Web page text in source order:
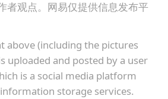
者观点。网易仅提供信息发布平
above (including the pictures
uploaded and posted by a user
is a social media platform
storage services.